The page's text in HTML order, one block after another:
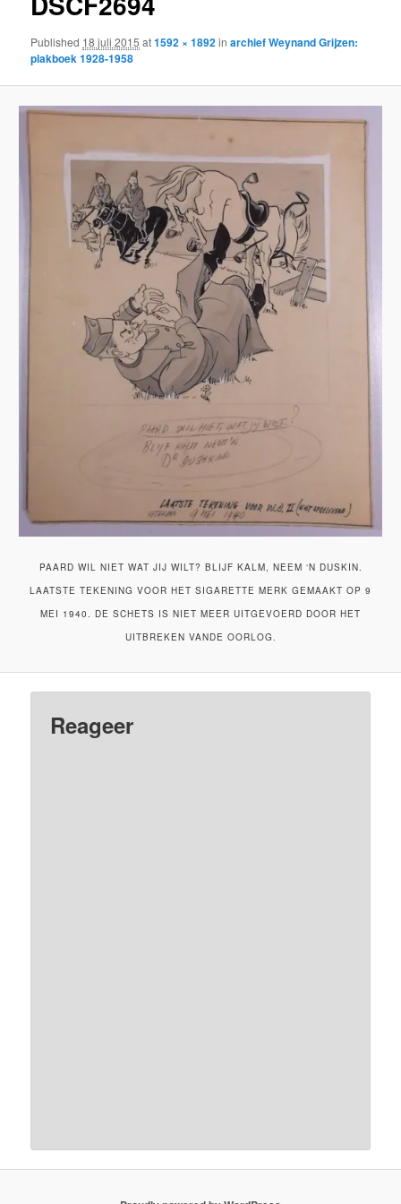
Published 18 juli 2015 at1592 × 1892inarchief Weynand Grijzen:
plakboek 1928-1958
PAARD WIL NIET WAT JIJ WILT? BLIJF KALM, NEEM ‘N DUSKIN.
LAATSTE TEKENING VOOR HET SIGARETTE MERK GEMAAKT OP 9
MEI 1940. DE SCHETS IS NIET MEER UITGEVOERD DOOR HET
UITBREKEN VANDE OORLOG.
Reageer